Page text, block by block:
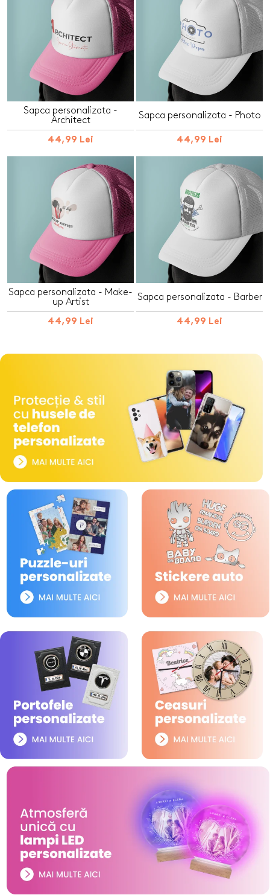
Sapca personalizata -
Architect
44,99 Lei
Sapca personalizata - Photo
44,99 Lei
Sapca personalizata - Make-
up Artist
44,99 Lei
Sapca personalizata - Barber
44,99 Lei